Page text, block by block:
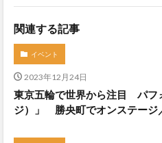
関連する記事
イベント
2023年12月24日
東京五輪で世界から注目 パフ
ジ）」 勝央町でオンステージ